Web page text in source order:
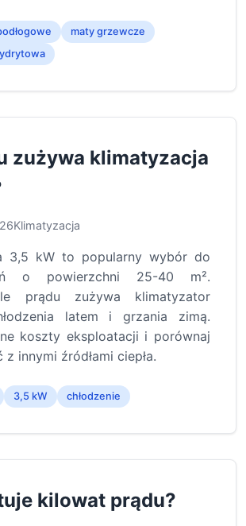
maty grzewcze
zużywa klimatyzacja
Klimatyzacja
3,5 kW to popularny wybór do
o powierzchni 25-40 m².
prądu zużywa klimatyzator
latem i grzania zimą.
koszty eksploatacji i porównaj
innymi źródłami ciepła.
3,5 kW chłodzenie
kilowat prądu?